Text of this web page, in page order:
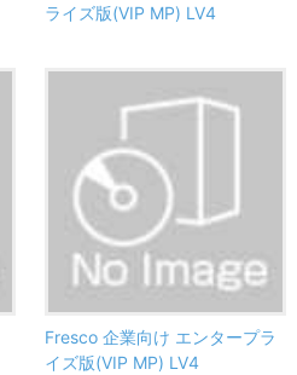
ライズ版(VIP MP) LV4
Fresco 企業向け エンタープラ
イズ版(VIP MP) LV4